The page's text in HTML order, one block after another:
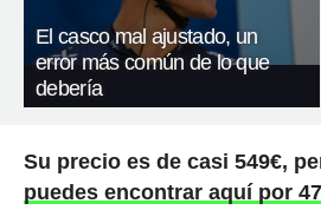
El casco mal ajustado, un
error más común de lo que
debería
Su precio es de casi 549€,
puedes encontrar aquí por